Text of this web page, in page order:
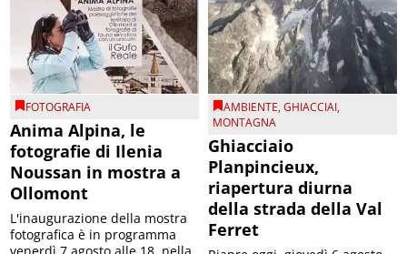
FOTOGRAFIA
Anima Alpina, le
fotografie di Ilenia
Noussan in mostra a
Ollomont
L'inaugurazione della mostra
fotografica è in programma
AMBIENTE,GHIACCIAI,
MONTAGNA
Ghiacciaio
Planpincieux,
riapertura diurna
della strada della Val
Ferret